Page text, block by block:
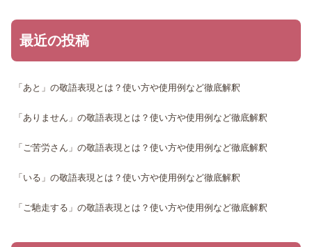
最近の投稿
「あと」の敬語表現とは？使い方や使用例など徹底解釈
「ありません」の敬語表現とは？使い方や使用例など徹底解釈
「ご苦労さん」の敬語表現とは？使い方や使用例など徹底解釈
「いる」の敬語表現とは？使い方や使用例など徹底解釈
「ご馳走する」の敬語表現とは？使い方や使用例など徹底解釈